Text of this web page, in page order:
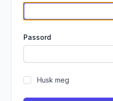
Passord
Husk meg